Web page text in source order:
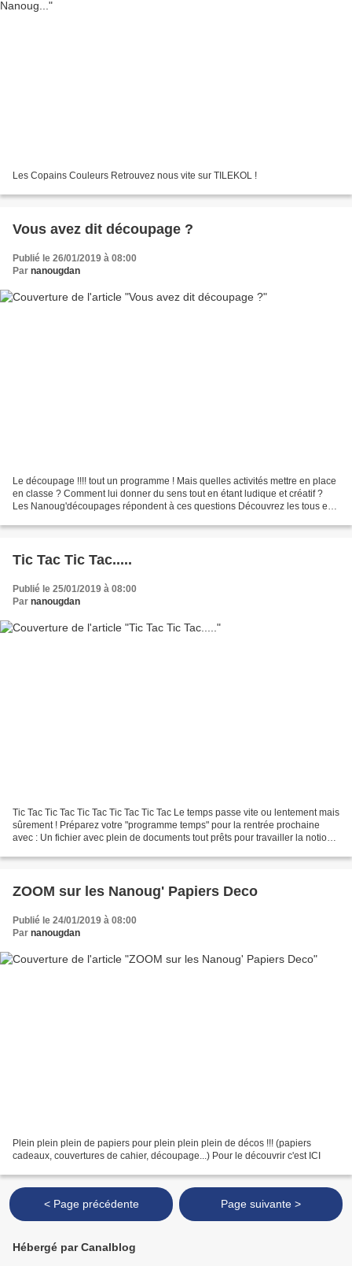
Les Copains Couleurs Retrouvez nous vite sur TILEKOL !
Vous avez dit découpage ?
Publié le 26/01/2019 à 08:00
Par nanougdan
Le découpage !!!! tout un programme ! Mais quelles activités mettre en place
en classe ? Comment lui donner du sens tout en étant ludique et créatif ?
Les Nanoug'découpages répondent à ces questions Découvrez les tous en
Tic Tac Tic Tac.....
Publié le 25/01/2019 à 08:00
Par nanougdan
Tic Tac Tic Tac Tic Tac Tic Tac Tic Tac Le temps passe vite ou lentement mais
sûrement ! Préparez votre "programme temps" pour la rentrée prochaine
avec : Un fichier avec plein de documents tout prêts pour travailler la notion
ZOOM sur les Nanoug' Papiers Deco
Publié le 24/01/2019 à 08:00
Par nanougdan
Plein plein plein de papiers pour plein plein plein de décos !!! (papiers
cadeaux, couvertures de cahier, découpage...) Pour le découvrir c'est ICI
< Page précédente Page suivante >
Hébergé par Canalblog